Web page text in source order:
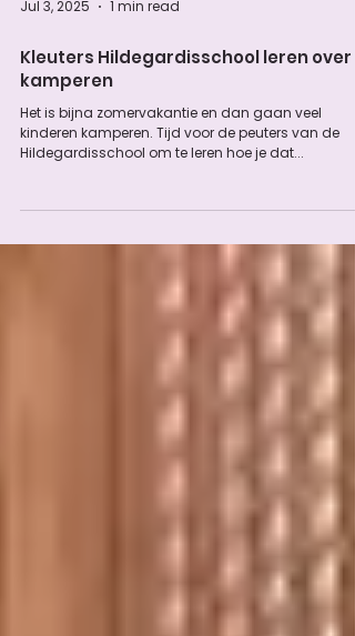
Jul 3, 2025 1 min read
Kleuters Hildegardisschool leren over
kamperen
kinderen kamperen. Tijd voor de peuters van de